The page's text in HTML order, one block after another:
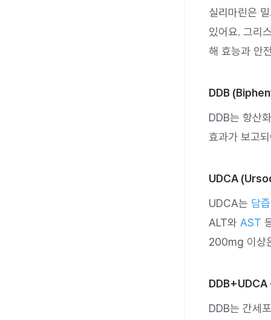
실리마린은
있어요. 그리
해 효능과 안
DDB
DDB는 항산
효과가 보고
UDCA
UDCA는 담즙
ALT와 AST
200mg 이상
DDB+UDCA
DDB는 간세